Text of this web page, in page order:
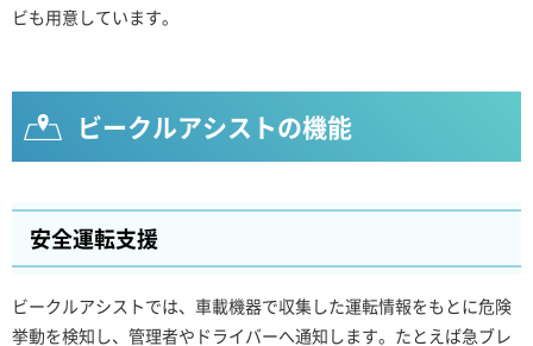
ビも用意しています。
ビークルアシストの機能
安全運転支援
ビークルアシストでは、車載機器で収集した運転情報をもとに危険
挙動を検知し、管理者やドライバーへ通知します。たとえば急ブレ